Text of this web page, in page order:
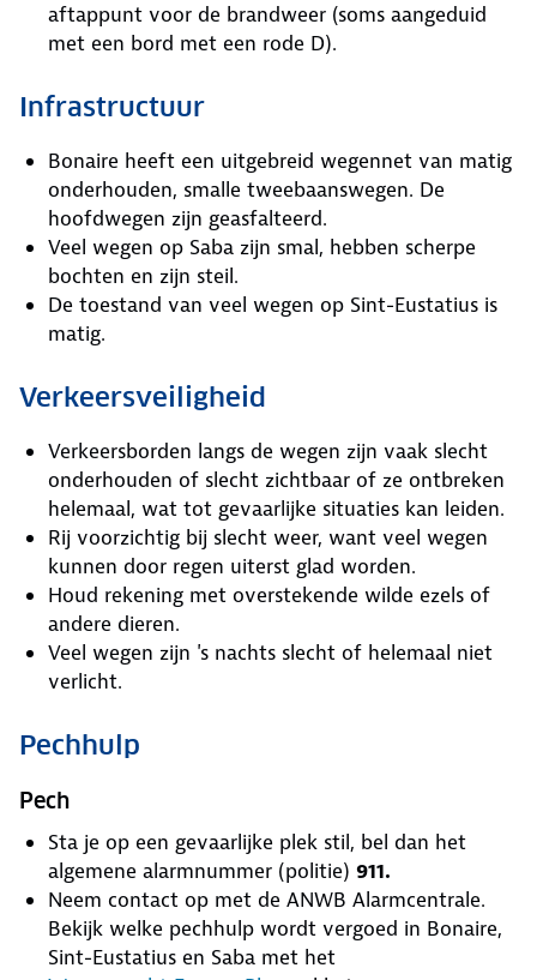
aftappunt voor de brandweer (soms aangeduid
met een bord met een rode D).
Infrastructuur
Bonaire heeft een uitgebreid wegennet van matig
onderhouden, smalle tweebaanswegen. De
hoofdwegen zijn geasfalteerd.
Veel wegen op Saba zijn smal, hebben scherpe
bochten en zijn steil.
De toestand van veel wegen op Sint-Eustatius is
matig.
Verkeersveiligheid
Verkeersborden langs de wegen zijn vaak slecht
onderhouden of slecht zichtbaar of ze ontbreken
helemaal, wat tot gevaarlijke situaties kan leiden.
Rij voorzichtig bij slecht weer, want veel wegen
kunnen door regen uiterst glad worden.
Houd rekening met overstekende wilde ezels of
andere dieren.
Veel wegen zijn 's nachts slecht of helemaal niet
verlicht.
Pechhulp
Pech
Sta je op een gevaarlijke plek stil, bel dan het
algemene alarmnummer (politie) 911.
Neem contact op met de ANWB Alarmcentrale.
Bekijk welke pechhulp wordt vergoed in Bonaire,
Sint-Eustatius en Saba met het